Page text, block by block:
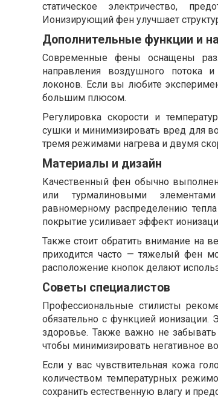
статическое электричество,
Ионизирующий фен улучшает
Дополнительные функции и
Современные фены оснащены
направления воздушного потока
локонов. Если вы любите
большим плюсом.
Регулировка скорости и
сушки и минимизировать вред для
тремя режимами нагрева и двумя
Материалы и дизайн
Качественный фен обычно
или турмалиновыми
равномерному распределению
покрытие усиливает эффект
Также стоит обратить внимание на
приходится часто — тяжелый фен
расположение кнопок делают
Советы специалистов
Профессиональные стилисты
обязательно с функцией
здоровье. Также важно не
чтобы минимизировать негативное
Если у вас чувствительная кожа
количеством температурных
сохранить естественную влагу и